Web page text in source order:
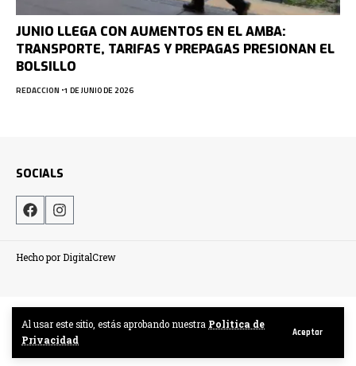
Al usar este sitio, estás aprobando nuestra Politica de
Privacidad
Aceptar
JUNIO LLEGA CON AUMENTOS EN EL AMBA:
TRANSPORTE, TARIFAS Y PREPAGAS PRESIONAN EL
BOLSILLO
REDACCION 1 DE JUNIO DE 2026
SOCIALS
Hecho por DigitalCrew